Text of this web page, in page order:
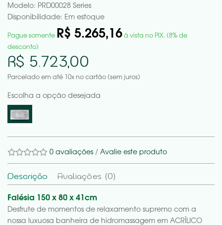
Modelo: PRD00028 Series
Disponibilidade: Em estoque
R$ 5.723,00
Parcelado em até 10x no cartão (sem juros)
Pague somente R$ 5.265,16 à vista no PIX. (8% de
desconto)
Escolha a opção desejada
0 avaliações / Avalie este produto
Descrição Avaliações (0)
Falésia 150 x 80 x 41cm
Desfrute de momentos de relaxamento supremo com a
nossa luxuosa banheira de hidromassagem em ACRÍLICO